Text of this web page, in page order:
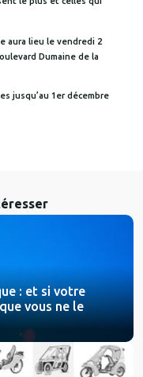
aura lieu le vendredi 2
Dumaine de la
jusqu’au 1er décembre
: et si votre
vous ne le